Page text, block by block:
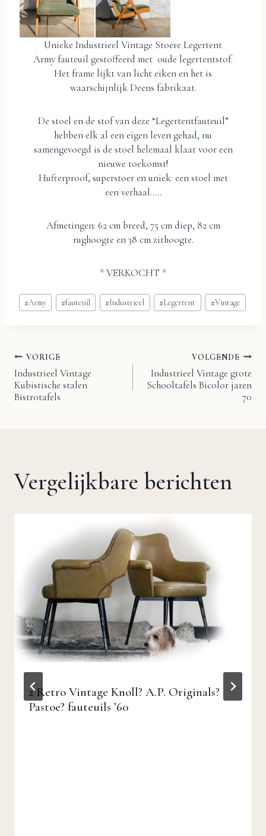
Unieke Industrieel Vintage Stoere Legertent
Army fauteuil gestoffeerd met oude legertentstof.
Het frame lijkt van licht eiken en het is
waarschijnlijk Deens fabrikaat.
De stoel en de stof van deze “Legertentfauteuil”
hebben elk al een eigen leven gehad, nu
samengevoegd is de stoel helemaal klaar voor een
nieuwe toekomst!
Hufterproof, superstoer en uniek: een stoel met
een verhaal…..
Afmetingen: 62 cm breed, 75 cm diep, 82 cm
rughoogte en 38 cm zithoogte.
* VERKOCHT *
Bericht
tags:
#Army #fauteuil #Industrieel #Legertent #Vintage
Bericht
navigatie
VORIGE
Industrieel Vintage
Kubistische stalen
Bistrotafels
VOLGENDE
Industrieel Vintage grote
Schooltafels Bicolor jaren
70
Vergelijkbare berichten
2 Retro Vintage Knoll? A.P. Originals?
Pastoe? fauteuils ’60